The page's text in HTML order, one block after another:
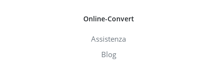
Online-Convert
Assistenza
Blog